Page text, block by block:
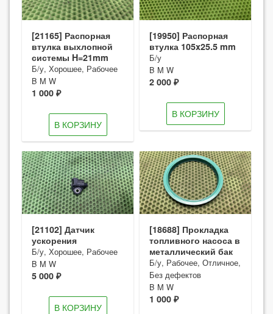
[21165] Распорная
втулка выхлопной
системы H=21mm
Б/у, Хорошее, Рабочее
B M W
1 000 ₽
В КОРЗИНУ
[19950] Распорная
втулка 105x25.5 mm
Б/у
B M W
2 000 ₽
В КОРЗИНУ
[21102] Датчик
ускорения
Б/у, Хорошее, Рабочее
B M W
5 000 ₽
В КОРЗИНУ
[18688] Прокладка
топливного насоса в
металлический бак
Б/у, Рабочее, Отличное,
Без дефектов
B M W
1 000 ₽